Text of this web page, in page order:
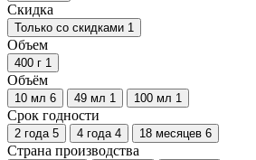
Скидка
Только со cкидками 1
Объем
400 г 1
Объём
10 мл 6 49 мл 1 100 мл 1
Срок годности
2 года 5 4 года 4 18 месяцев 6
Страна производства